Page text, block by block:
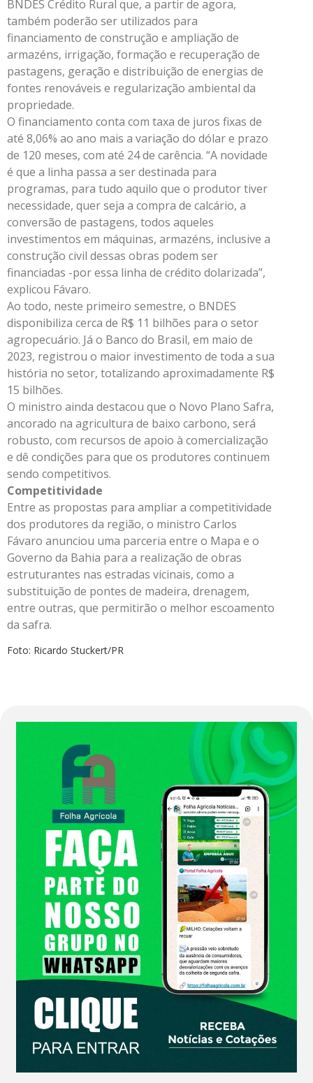
BNDES Crédito Rural que, a partir de agora,
também poderão ser utilizados para
financiamento de construção e ampliação de
armazéns, irrigação, formação e recuperação de
pastagens, geração e distribuição de energias de
fontes renováveis e regularização ambiental da
propriedade.
O financiamento conta com taxa de juros fixas de
até 8,06% ao ano mais a variação do dólar e prazo
de 120 meses, com até 24 de carência. “A novidade
é que a linha passa a ser destinada para
programas, para tudo aquilo que o produtor tiver
necessidade, quer seja a compra de calcário, a
conversão de pastagens, todos aqueles
investimentos em máquinas, armazéns, inclusive a
construção civil dessas obras podem ser
financiadas -por essa linha de crédito dolarizada”,
explicou Fávaro.
Ao todo, neste primeiro semestre, o BNDES
disponibiliza cerca de R$ 11 bilhões para o setor
agropecuário. Já o Banco do Brasil, em maio de
2023, registrou o maior investimento de toda a sua
história no setor, totalizando aproximadamente R$
15 bilhões.
O ministro ainda destacou que o Novo Plano Safra,
ancorado na agricultura de baixo carbono, será
robusto, com recursos de apoio à comercialização
e dê condições para que os produtores continuem
sendo competitivos.
Competitividade
Entre as propostas para ampliar a competitividade
dos produtores da região, o ministro Carlos
Fávaro anunciou uma parceria entre o Mapa e o
Governo da Bahia para a realização de obras
estruturantes nas estradas vicinais, como a
substituição de pontes de madeira, drenagem,
entre outras, que permitirão o melhor escoamento
da safra.
Foto: Ricardo Stuckert/PR